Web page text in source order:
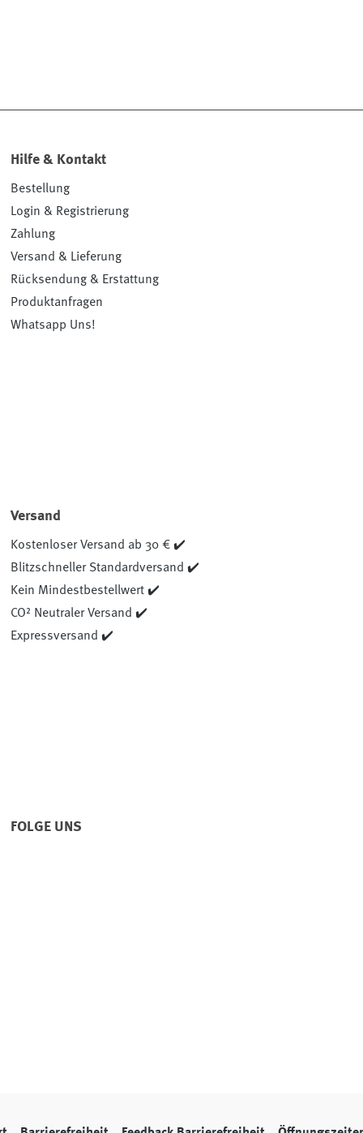
Hilfe & Kontakt
Bestellung
Login & Registrierung
Zahlung
Versand & Lieferung
Rücksendung & Erstattung
Produktanfragen
Whatsapp Uns!
Versand
Kostenloser Versand ab 30 € ✔️
Blitzschneller Standardversand ✔️
Kein Mindestbestellwert ✔️
CO² Neutraler Versand ✔️
Expressversand ✔️
FOLGE UNS